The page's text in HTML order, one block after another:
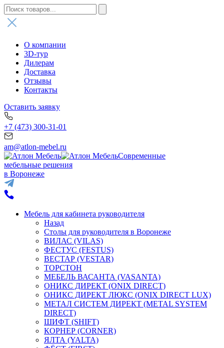
О компании
3D-тур
Дилерам
Доставка
Отзывы
Контакты
Оставить заявку
+7 (473) 300-31-01
am@atlon-mebel.ru
Современные
мебельные решения
в Воронеже
Мебель для кабинета руководителя
Назад
Столы для руководителя в Воронеже
ВИЛАС (VILAS)
ФЕСТУС (FESTUS)
ВЕСТАР (VESTAR)
ТОРСТОН
МЕБЕЛЬ ВАСАНТА (VASANTA)
ОНИКС ДИРЕКТ (ONIX DIRECT)
ОНИКС ДИРЕКТ ЛЮКС (ONIX DIRECT LUX)
МЕТАЛ СИСТЕМ ДИРЕКТ (METAL SYSTEM
DIRECT)
ШИФТ (SHIFT)
КОРНЕР (CORNER)
ЯЛТА (YALTA)